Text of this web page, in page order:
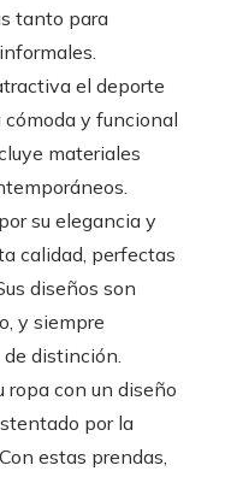
tanto para
el deporte
cómoda y funcional
materiales
su elegancia y
calidad, perfectas
diseños son
y siempre
distinción.
ropa con un diseño
por la
estas prendas,